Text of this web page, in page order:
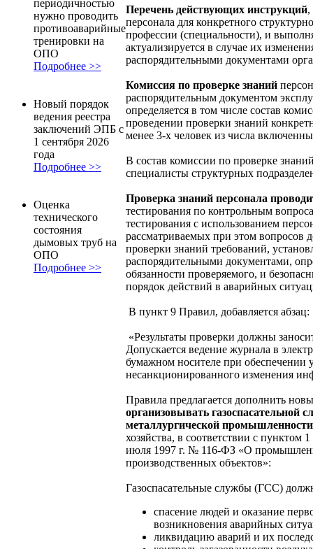
периодичностью
нужно проводить
противоаварийные
тренировки на
ОПО
Подробнее >>
Новый порядок
ведения реестра
заключений ЭПБ с
1 сентября 2026
года
Подробнее >>
Оценка
технического
состояния
дымовых труб на
ОПО
Подробнее >>
Перечень действующих инструкций,
персонала для конкретного
профессии (специальности), и
актуализируется в случае их
распорядительными документами
Комиссия по проверке знаний
распорядительным документом
определяется в том числе состав
проведении проверки знаний
менее 3-х человек из числа
В состав комиссии по проверке
специалисты структурных
Проверка знаний персонала
тестирования по контрольным
тестирования с использованием
рассматриваемых при этом вопросов
проверки знаний требований,
распорядительными документами,
обязанности проверяемого, и
порядок действий в аварийных
В пункт 9 Правил, добавляется абзац:
«Результаты проверки должны
Допускается ведение журнала в
бумажном носителе при
несанкционированного изменения
Правила предлагается дополнить
организовывать газоспасательной
металлургической
хозяйства, в соответствии с пунктом
июля 1997 г. № 116-ФЗ «О
производственных объектов»:
Газоспасательные службы (ГСС)
спасение людей и оказание
возникновения аварийных
ликвидацию аварий и их